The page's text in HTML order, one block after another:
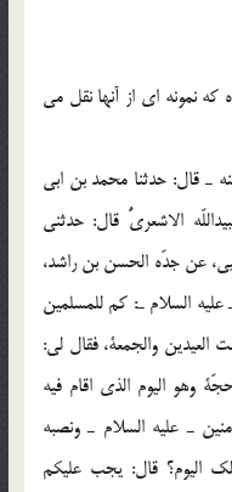
که نمونه ای از آنها نقل می
ـ قال: حدثنا محمد بن ابی
الاشعریُّ قال: حدثنی
عن جدّه الحسن بن راشد،
السلام ـ: کم للمسلمین
العیدین والجمعة، فقال لی:
وهو الیوم الذی اقام فیه
ـ علیه السلام ـ ونصبه
الیوم؟ قال: یجب علیکم